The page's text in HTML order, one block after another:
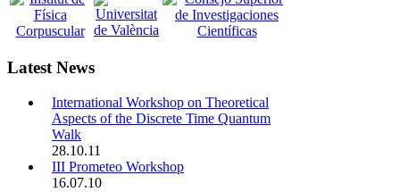
Latest News
International Workshop on Theoretical
Aspects of the Discrete Time Quantum
Walk
28.10.11
III Prometeo Workshop
16.07.10